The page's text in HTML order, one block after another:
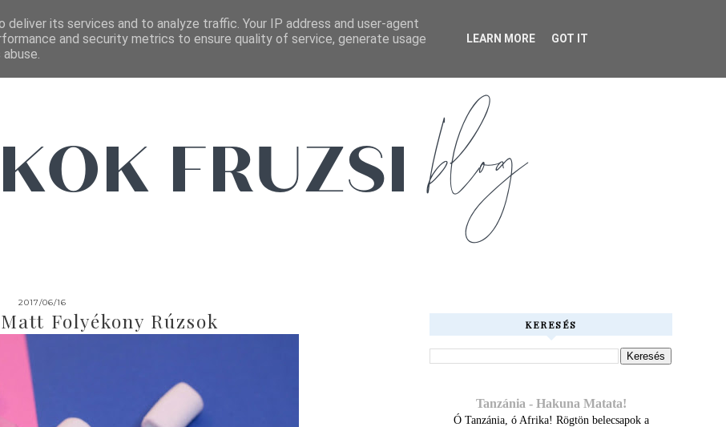
FŐOLDAL EMAIL
2017/06/16
Folyékony Rúzsok KERESÉS
Tanzánia - Hakuna Matata!
Ó Tanzánia, ó Afrika! Rögtön belecsapok a
its services and to analyze traffic. Your IP address and user-agent
and security metrics to ensure quality of service, generate usage
LEARN MORE GOT IT